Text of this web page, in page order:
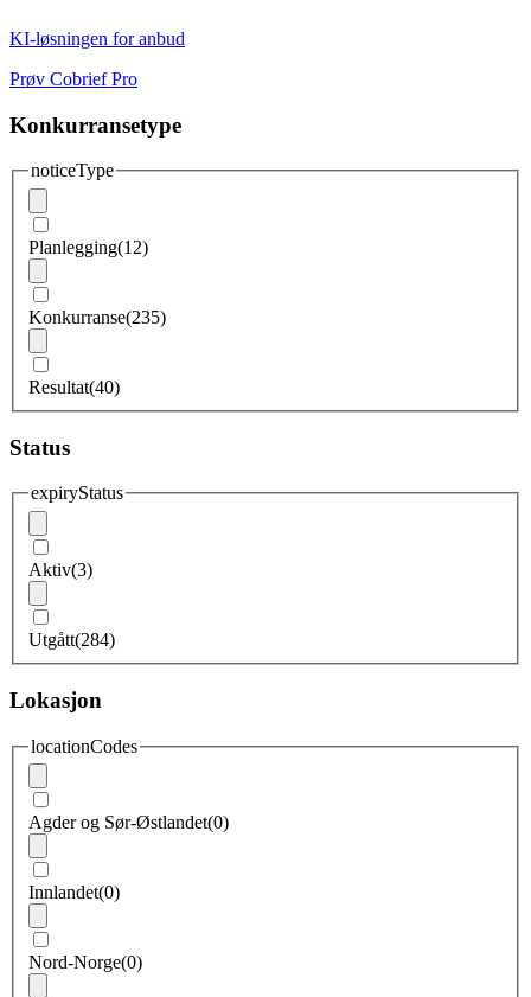
KI-løsningen for anbud
Prøv Cobrief Pro
Konkurransetype
noticeType
Planlegging(12)
Konkurranse(235)
Resultat(40)
Status
expiryStatus
Aktiv(3)
Utgått(284)
Lokasjon
locationCodes
Agder og Sør-Østlandet(0)
Innlandet(0)
Nord-Norge(0)